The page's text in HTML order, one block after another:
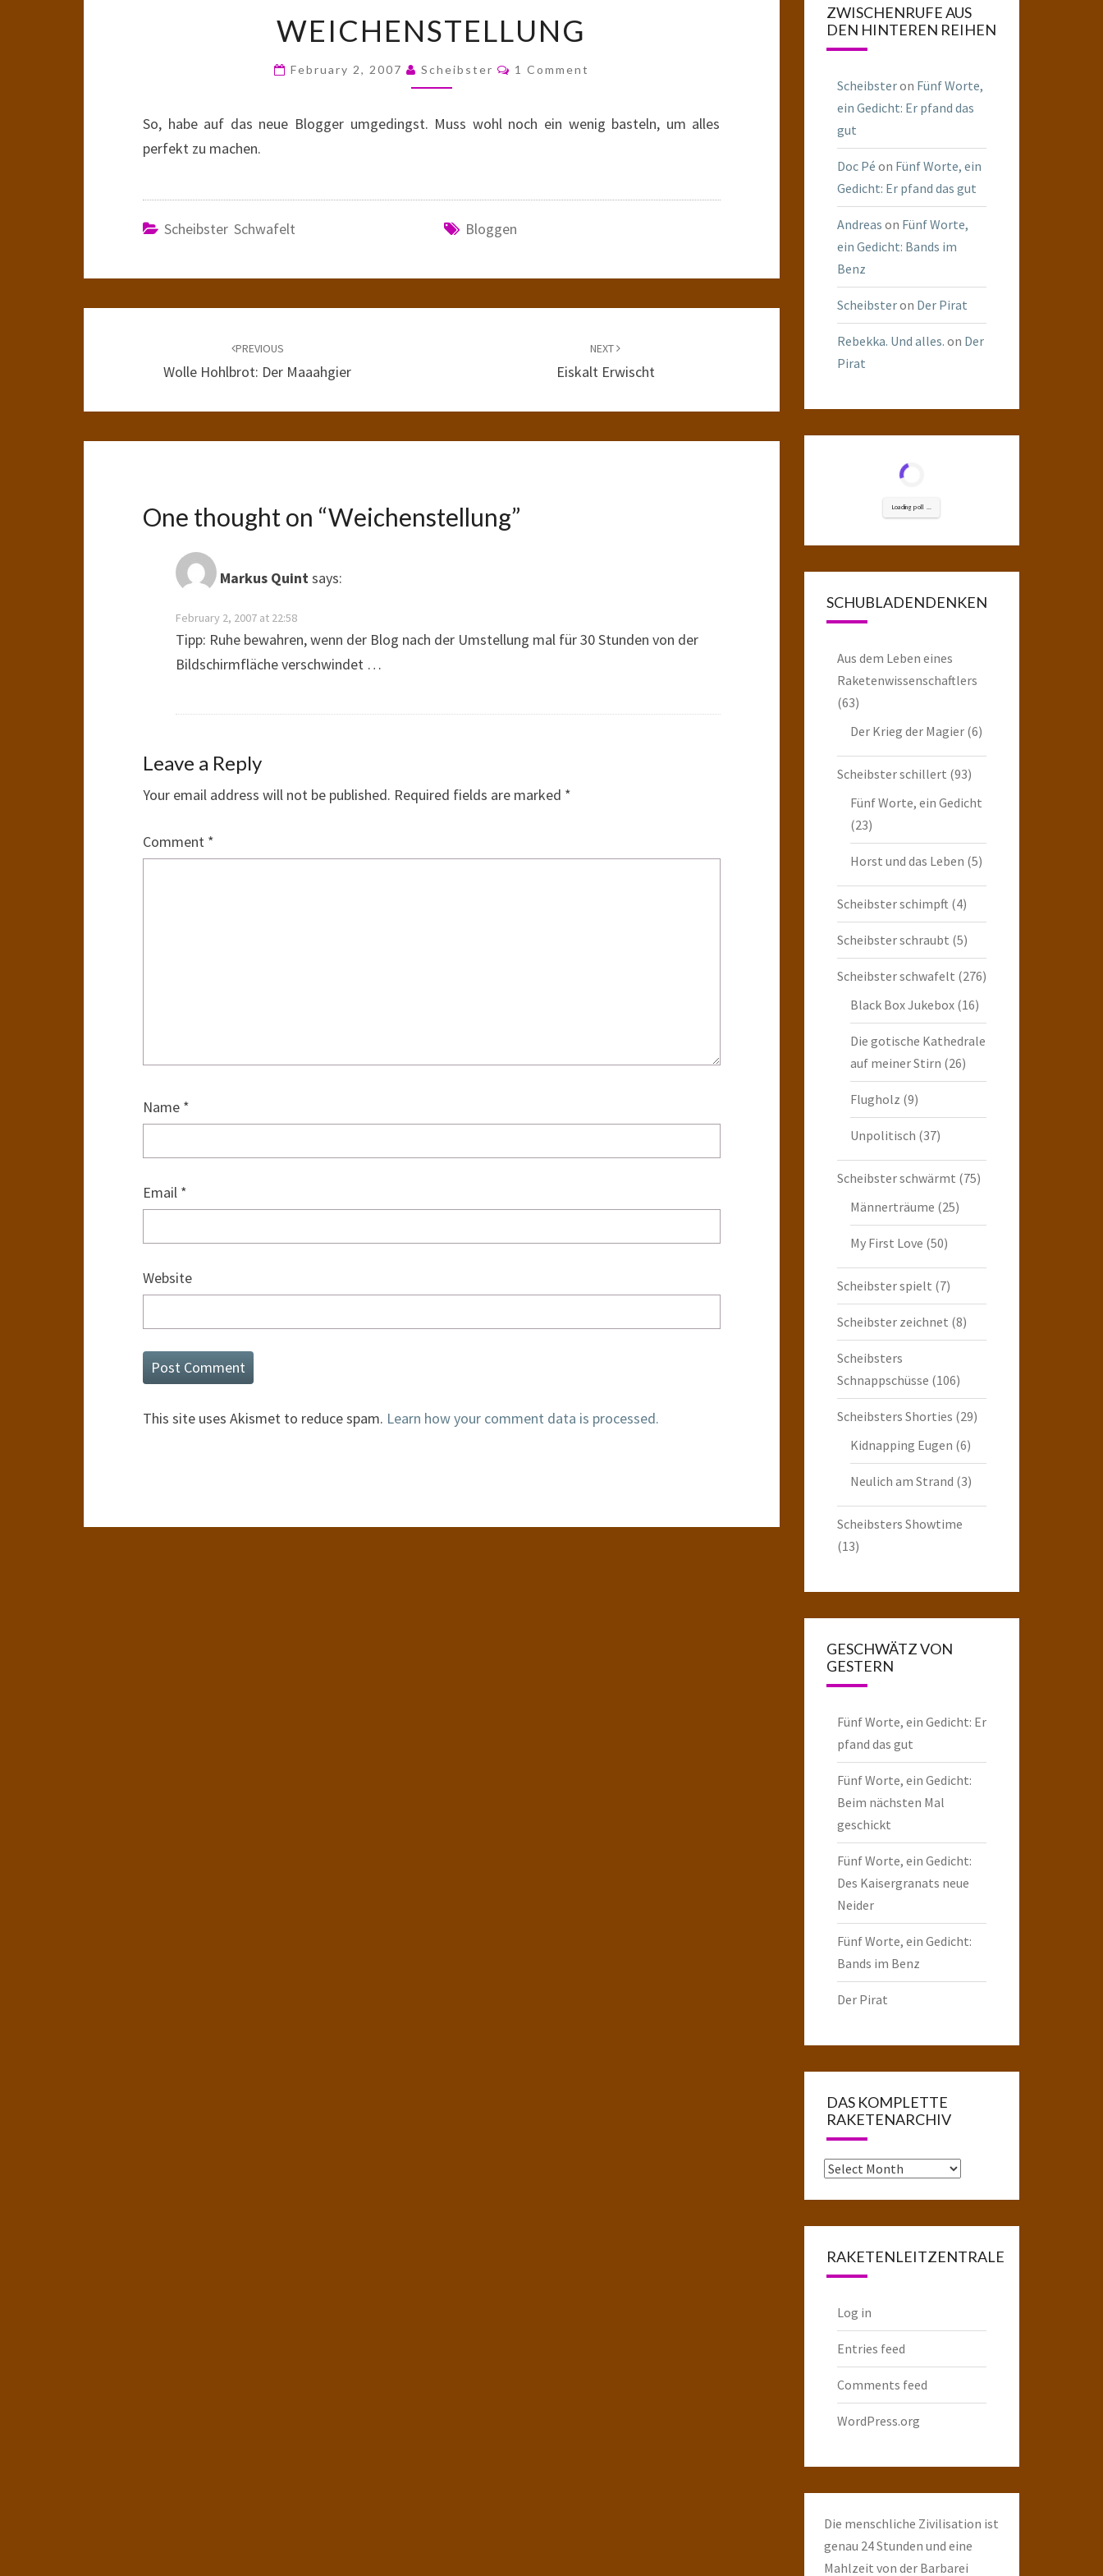
WEICHENSTELLUNG
February 2, 2007 Scheibster Comments
1 Comment
So, habe auf das neue Blogger umgedingst. Muss wohl noch ein wenig basteln, um alles
perfekt zu machen.
Scheibster Schwafelt Bloggen
PREVIOUS
Wolle Hohlbrot: Der Maaahgier
NEXT
Eiskalt Erwischt
One thought on “Weichenstellung”
Markus Quintsays:
February 2, 2007 at 22:58
Tipp: Ruhe bewahren, wenn der Blog nach der Umstellung mal für 30 Stunden von der
Bildschirmfläche verschwindet …
Leave a Reply
Your email address will not be published. Required fields are marked *
Comment *
Name *
Email *
Website
This site uses Akismet to reduce spam. Learn how your comment data is processed.
ZWISCHENRUFE AUS
DEN HINTEREN REIHEN
Scheibsteron Fünf Worte,
ein Gedicht: Er pfand das
gut
Doc Pé on Fünf Worte, ein
Gedicht: Er pfand das gut
Andreas on Fünf Worte,
ein Gedicht: Bands im
Benz
Scheibsteron Der Pirat
Rebekka. Und alles. on Der
Pirat
Loading poll ...
SCHUBLADENDENKEN
Aus dem Leben eines
Raketenwissenschaftlers
(63)
Der Krieg der Magier(6)
Scheibster schillert (93)
Fünf Worte, ein Gedicht
(23)
Horst und das Leben (5)
Scheibster schimpft (4)
Scheibster schraubt (5)
Scheibster schwafelt (276)
Black Box Jukebox(16)
Die gotische Kathedrale
auf meiner Stirn (26)
Flugholz (9)
Unpolitisch (37)
Scheibster schwärmt (75)
Männerträume (25)
My First Love (50)
Scheibster spielt (7)
Scheibster zeichnet (8)
Scheibsters
Schnappschüsse (106)
Scheibsters Shorties (29)
Kidnapping Eugen (6)
Neulich am Strand (3)
Scheibsters Showtime
(13)
GESCHWÄTZ VON
GESTERN
Fünf Worte, ein Gedicht: Er
pfand das gut
Fünf Worte, ein Gedicht:
Beim nächsten Mal
geschickt
Fünf Worte, ein Gedicht:
Des Kaisergranats neue
Neider
Fünf Worte, ein Gedicht:
Bands im Benz
Der Pirat
DAS KOMPLETTE
RAKETENARCHIV
Das
RAKETENLEITZENTRALE
Log in
Entries feed
Comments feed
WordPress.org
Die menschliche Zivilisation ist
genau 24 Stunden und eine
Mahlzeit von der Barbarei